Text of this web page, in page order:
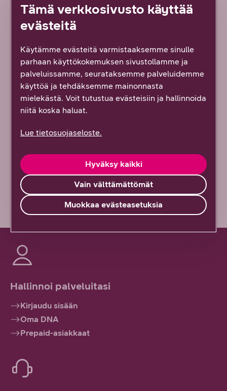
Löysitkö etsimäsi tiedon tältä sivulta?
Palautteesi on tärkeää!
359 vastausta
Kyllä löysin
Vähän epäselvää
Hallinnoi palveluitasi
Kirjaudu sisään
Oma DNA
Prepaid-asiakkaat
Tämä verkkosivusto käyttää
evästeitä
Käytämme evästeitä varmistaaksemme sinulle
parhaan käyttökokemuksen sivustollamme ja
palveluissamme, seurataksemme palveluidemme
käyttöä ja tehdäksemme mainonnasta
mielekästä. Voit tutustua evästeisiin ja hallinnoida
niitä koska haluat.
Lue tietosuojaseloste.
Vain välttämättömät
Hyväksy kaikki
Muokkaa evästeasetuksia